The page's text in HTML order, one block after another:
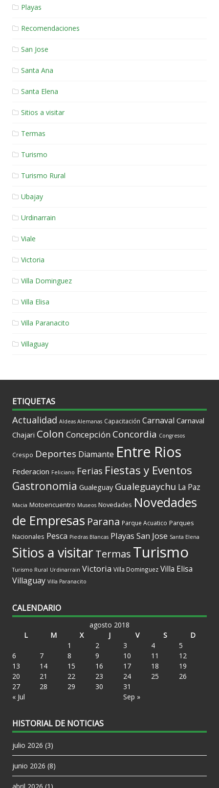
Playas
Recomendaciones
San Jose
Santa Ana
Santa Elena
Sitios a visitar
Termas
Turismo
Turismo Rural
Ubajay
Urdinarrain
Viale
Victoria
Villa Dominguez
Villa Elisa
Villa Paranacito
Villaguay
ETIQUETAS
Actualidad Aldeas Alemanas Capacitación Carnaval Carnaval
Chajari Colon Concepción Concordia Congresos
Crespo Deportes Diamante Entre Rios
Federacion Feliciano Ferias Fiestas y Eventos
Gastronomia Gualeguay Gualeguaychu La Paz
Macia Motoencuentro Museos Novedades Novedades
de Empresas Parana Parque Acuatico Parques
Nacionales Pesca Piedras Blancas Playas San Jose Santa Elena
Sitios a visitarTermas Turismo
Turismo Rural Urdinarrain Victoria Villa Dominguez Villa Elisa
Villaguay Villa Paranacito
CALENDARIO
agosto 2018
L
M X J V S D
« Jul Sep »
1 2 3 4
5
6
7 8 9 10 11
12
13
14 15 16 17 18
19
20
21 22 23 24 25
26
27
28 29 30 31
HISTORIAL DE NOTICIAS
julio 2026 (3)
junio 2026 (8)